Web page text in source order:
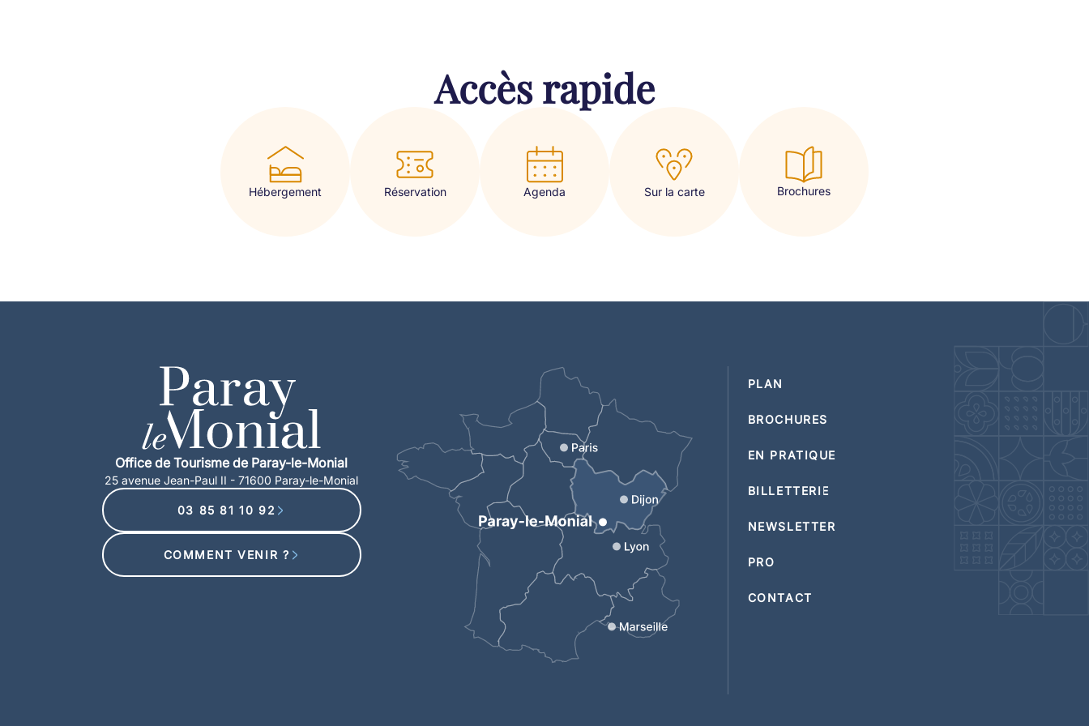
Accès rapide
Hébergement Réservation Agenda Sur la carte Brochures
Office de Tourisme de Paray-le-Monial
25 avenue Jean-Paul II - 71600 Paray-le-Monial
03 85 81 10 92
COMMENT VENIR ?
PLAN
BROCHURES
EN PRATIQUE
BILLETTERIE
NEWSLETTER
PRO
CONTACT